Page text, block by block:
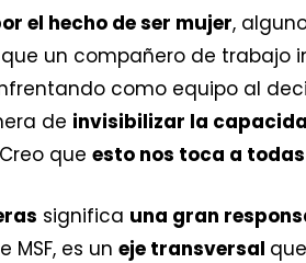
el hecho de ser mujer,
un compañero de trabajo
como equipo al
de invisibilizar la
que esto nos toca a todas
significa una gran
es un eje transversal